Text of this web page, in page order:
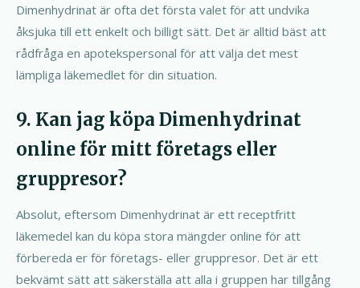
Dimenhydrinat är ofta det första valet för att undvika
åksjuka till ett enkelt och billigt sätt. Det är alltid bäst att
rådfråga en apotekspersonal för att välja det mest
lämpliga läkemedlet för din situation.
9. Kan jag köpa Dimenhydrinat
online för mitt företags eller
gruppresor?
Absolut, eftersom Dimenhydrinat är ett receptfritt
läkemedel kan du köpa stora mängder online för att
förbereda er för företags- eller gruppresor. Det är ett
bekvämt sätt att säkerställa att alla i gruppen har tillgång